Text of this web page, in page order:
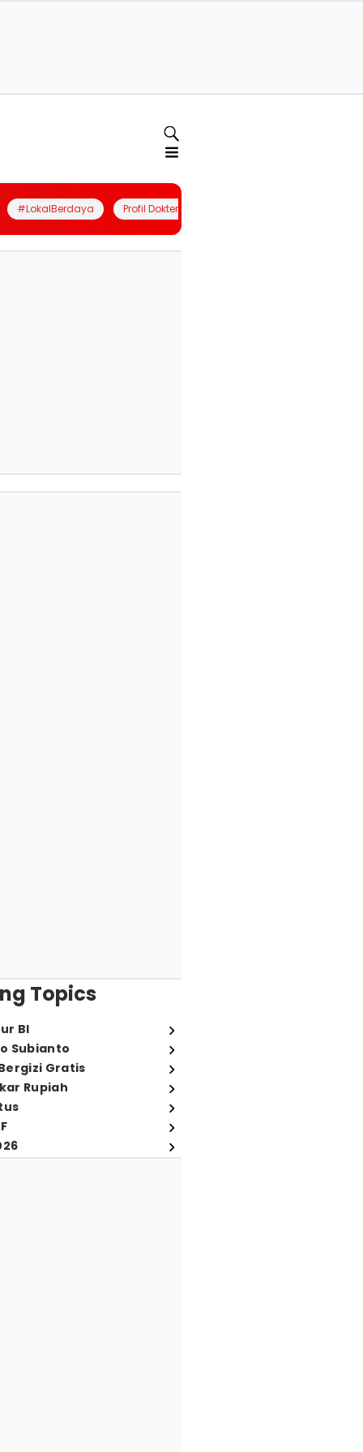
#LokalBerdaya Profil Dokter
Topics
BI
Subianto
Gratis
Rupiah